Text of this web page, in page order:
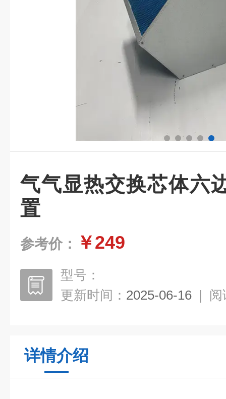
气气显热交换芯体六
置
参考价： ￥249
型号：
更新时间： 2025-06-16 | 阅
详情介绍